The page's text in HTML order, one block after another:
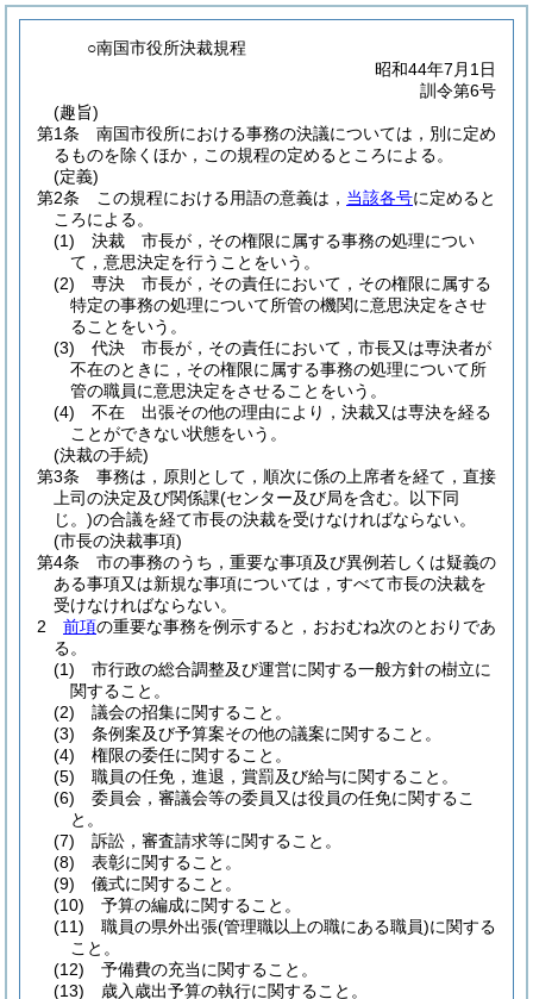
○南国市役所決裁規程
昭和44年7月1日
訓令第6号
(趣旨)
第1条
南国市役所における事務の決議については，別に定め
るものを除くほか，この規程の定めるところによる。
(定義)
第2条
この規程における用語の意義は， 当該各号に定めると
ころによる。
(1)
決裁 市長が，その権限に属する事務の処理につい
て，意思決定を行うことをいう。
(2)
専決 市長が，その責任において，その権限に属する
特定の事務の処理について所管の機関に意思決定をさせ
ることをいう。
(3)
代決 市長が，その責任において，市長又は専決者が
不在のときに，その権限に属する事務の処理について所
管の職員に意思決定をさせることをいう。
(4)
不在 出張その他の理由により，決裁又は専決を経る
ことができない状態をいう。
(決裁の手続)
第3条
事務は，原則として，順次に係の上席者を経て，直接
上司の決定及び関係課(センター及び局を含む。以下同
じ。)の合議を経て市長の決裁を受けなければならない。
(市長の決裁事項)
第4条
市の事務のうち，重要な事項及び異例若しくは疑義の
ある事項又は新規な事項については，すべて市長の決裁を
受けなければならない。
2
前項の重要な事務を例示すると，おおむね次のとおりであ
る。
(1)
市行政の総合調整及び運営に関する一般方針の樹立に
関すること。
(2)
議会の招集に関すること。
(3)
条例案及び予算案その他の議案に関すること。
(4)
権限の委任に関すること。
(5)
職員の任免，進退，賞罰及び給与に関すること。
(6)
委員会，審議会等の委員又は役員の任免に関するこ
と。
(7)
訴訟，審査請求等に関すること。
(8)
表彰に関すること。
(9)
儀式に関すること。
(10)
予算の編成に関すること。
(11)
職員の県外出張(管理職以上の職にある職員)に関する
こと。
(12)
予備費の充当に関すること。
(13)
歳入歳出予算の執行に関すること。